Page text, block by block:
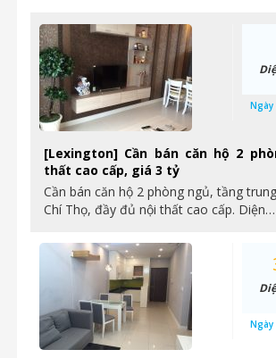
[Lexington] Cần bán căn hộ 2
thất cao cấp, giá 3 tỷ
Cần bán căn hộ 2 phòng ngủ, tầng
Chí Thọ, đầy đủ nội thất cao cấp. Diện…
Ngày
Ngày